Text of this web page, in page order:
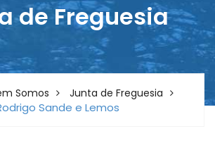
de Freguesia
Somos Junta de Freguesia
Sande e Lemos